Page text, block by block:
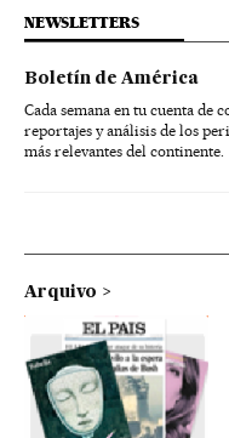
NEWSLETTERS
Boletín de América
Cada semana en tu cuenta de
reportajes y análisis de los
más relevantes del continente.
Arquivo